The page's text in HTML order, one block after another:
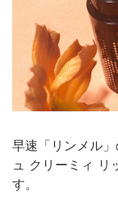
早速「リンメル
ュ クリーミィ リ
す。